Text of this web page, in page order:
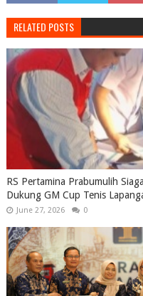
RELATED POSTS
RS Pertamina Prabumulih
Dukung GM Cup Tenis
June 27, 2026 0